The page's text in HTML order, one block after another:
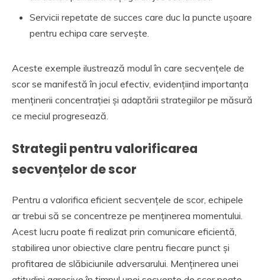
Servicii repetate de succes care duc la puncte ușoare
pentru echipa care servește.
Aceste exemple ilustrează modul în care secvențele de
scor se manifestă în jocul efectiv, evidențiind importanța
menținerii concentrației și adaptării strategiilor pe măsură
ce meciul progresează.
Strategii pentru valorificarea
secvențelor de scor
Pentru a valorifica eficient secvențele de scor, echipele
ar trebui să se concentreze pe menținerea momentului.
Acest lucru poate fi realizat prin comunicare eficientă,
stabilirea unor obiective clare pentru fiecare punct și
profitarea de slăbiciunile adversarului. Menținerea unei